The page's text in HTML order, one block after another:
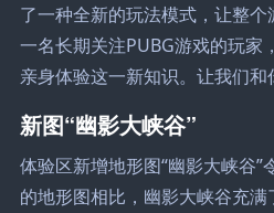
了一种全新的玩法模式，让整
一名长期关注PUBG游戏的玩家
亲身体验这一新知识。让我们和
新图“幽影大峡谷”
体验区新增地形图“幽影大峡谷
的地形图相比，幽影大峡谷充